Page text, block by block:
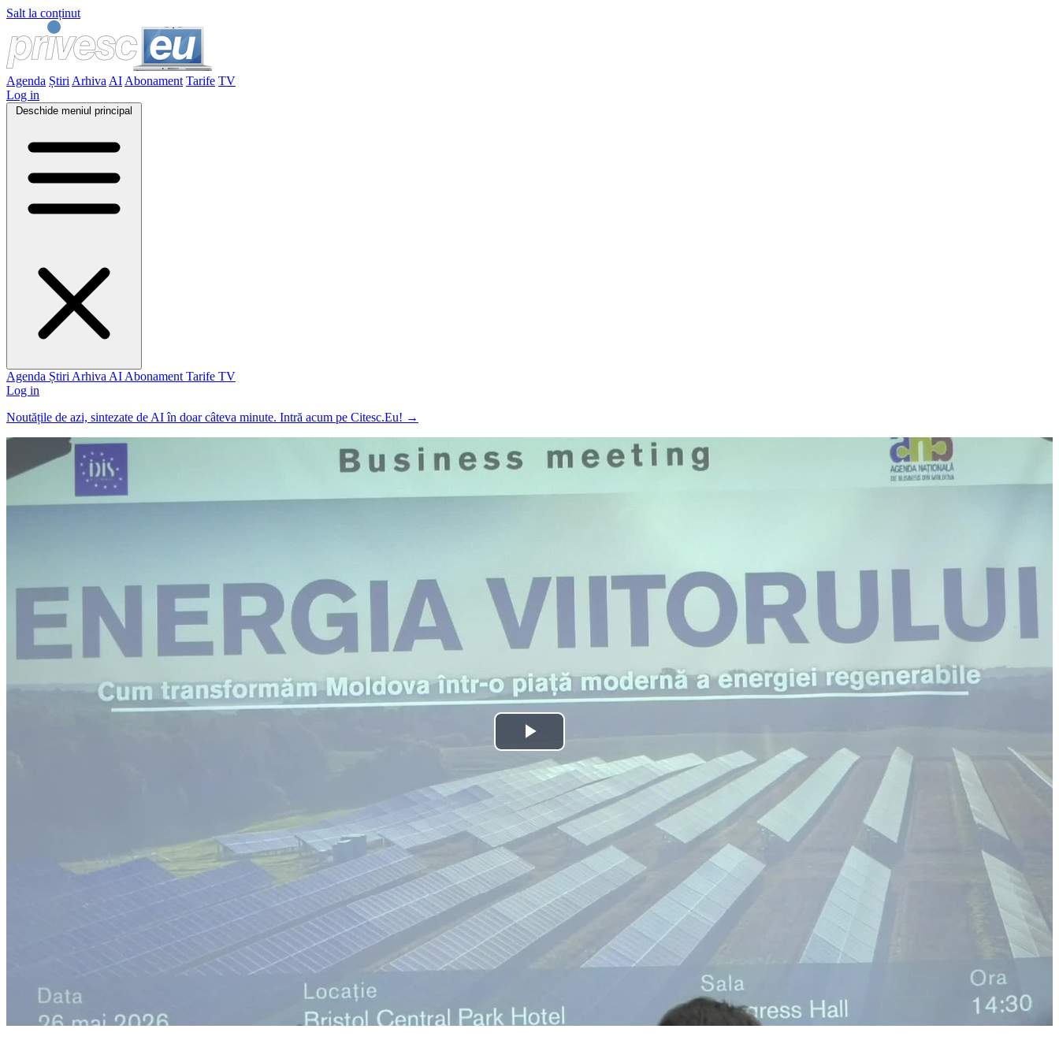
Salt la conținut
Agenda Știri Arhiva AI Abonament Tarife TV
Log in
Deschide meniul principal
Agenda Știri Arhiva AI Abonament Tarife TV
Log in
Noutățile de azi, sintezate de AI în doar câteva minute. Intră acum pe Citesc.Eu! →
Play
Video